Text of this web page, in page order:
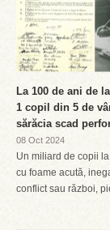
La 100 de ani de
1 copil din 5 de
sărăcia scad
08 Oct 2024
Un miliard de copii
cu foame acută,
conflict sau război,